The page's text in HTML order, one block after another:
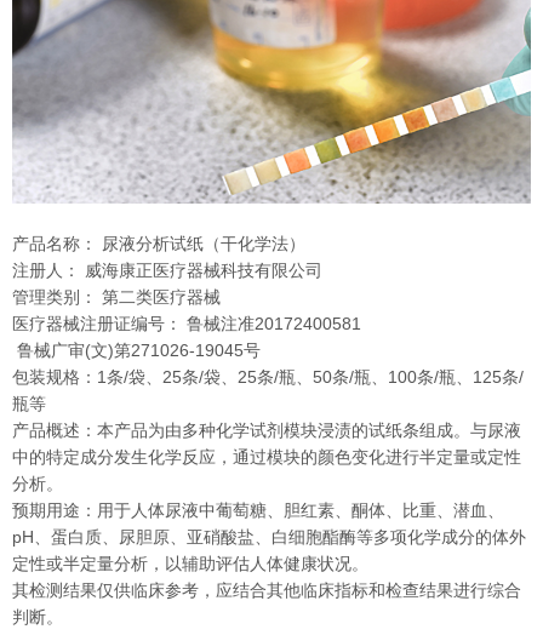
产品名称： 尿液分析试纸（干化学法）
注册人： 威海康正医疗器械科技有限公司
管理类别： 第二类医疗器械
医疗器械注册证编号： 鲁械注准20172400581
鲁械广审(文)第271026-19045号
包装规格：1条/袋、25条/袋、25条/瓶、50条/瓶、100条/瓶、125条/
瓶等
产品概述：本产品为由多种化学试剂模块浸渍的试纸条组成。与尿液
中的特定成分发生化学反应，通过模块的颜色变化进行半定量或定性
分析。
预期用途：用于人体尿液中葡萄糖、胆红素、酮体、比重、潜血、
pH、蛋白质、尿胆原、亚硝酸盐、白细胞酯酶等多项化学成分的体外
定性或半定量分析，以辅助评估人体健康状况。
其检测结果仅供临床参考，应结合其他临床指标和检查结果进行综合
判断。